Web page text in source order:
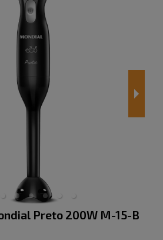
Preto 200W M-15-B